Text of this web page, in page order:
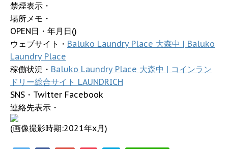
禁煙表示・
場所メモ・
OPEN日・年月日()
ウェブサイト・ Baluko Laundry Place 大森中 | Baluko
Laundry Place
稼働状況・ Baluko Laundry Place 大森中 | コインラン
ドリー総合サイト LAUNDRICH
SNS・Twitter Facebook
連絡先表示・
(画像撮影時期:2021年x月)